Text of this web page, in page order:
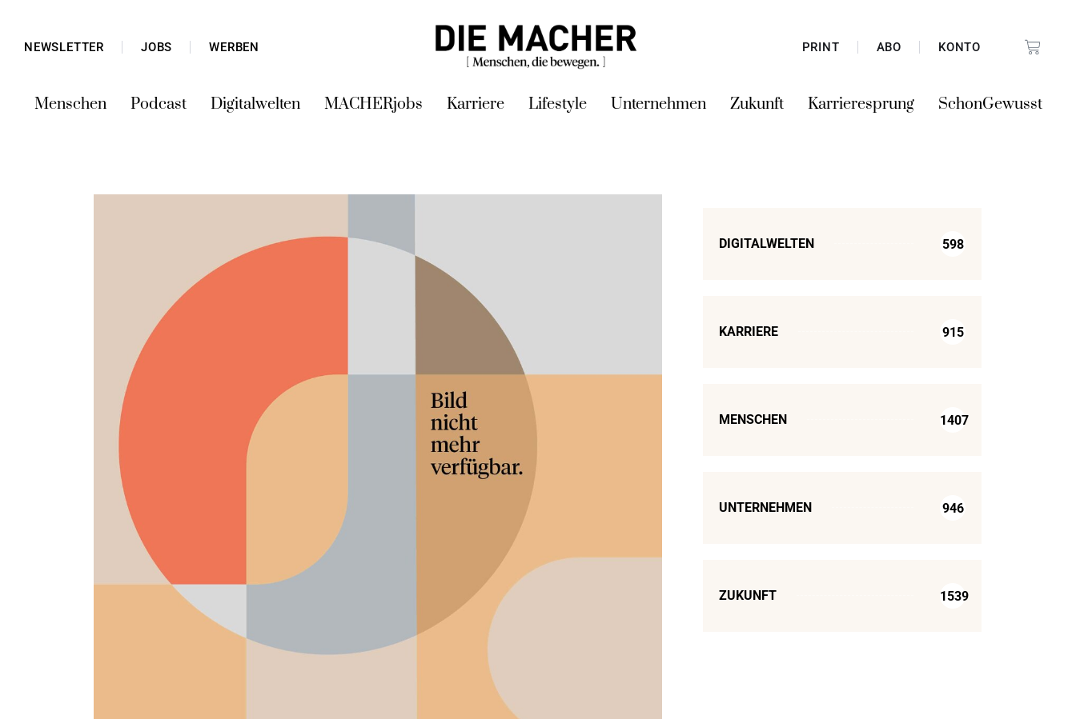
NEWSLETTER JOBS WERBEN PRINT ABO KONTO
Menschen Podcast Digitalwelten MACHERjobs Karriere Lifestyle Unternehmen Zukunft Karrieresprung SchonGewusst
DIGITALWELTEN 598
KARRIERE 915
MENSCHEN 1407
UNTERNEHMEN 946
ZUKUNFT 1539